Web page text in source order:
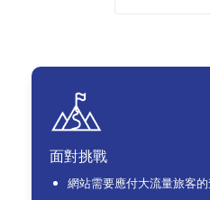
面對挑戰
網站需要應付大流量旅客